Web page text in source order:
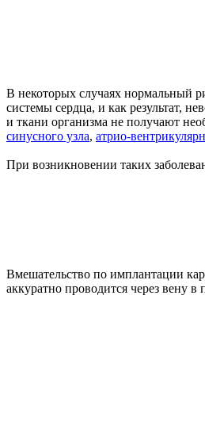
В некоторых случаях нормальный
системы сердца, и как результат,
и ткани организма не получают
синусного узла, атрио-
При возникновении таких
Вмешательство по имплантации
аккуратно проводится через вену